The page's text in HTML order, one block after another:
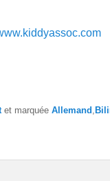
et marquée Allemand